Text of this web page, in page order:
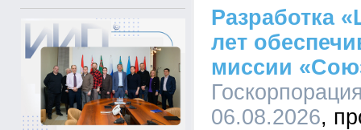
Разработка
лет
миссии
06.08.2026